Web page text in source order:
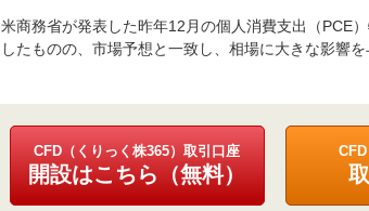
米商務省が発表した昨年12月の個人消費支出（PCE
したものの、市場予想と一致し、相場に大きな影響
CFD（くりっく株365）取引口座
開設はこちら（無料）
CFD